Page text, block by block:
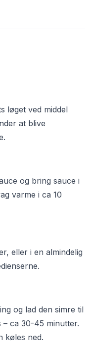
løget ved middel
at blive
og bring sauce i
varme i ca 10
eller i en almindelig
og lad den simre til
– ca 30-45 minutter.
køles ned.